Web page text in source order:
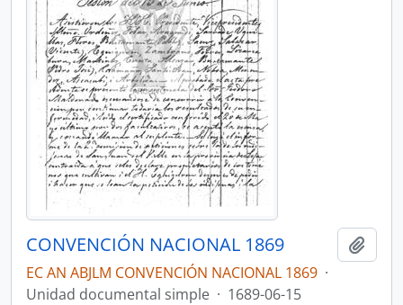
CONVENCIÓN NACIONAL 1869
EC AN ABJLM CONVENCIÓN NACIONAL 1869 ·
Unidad documental simple · 1689-06-15